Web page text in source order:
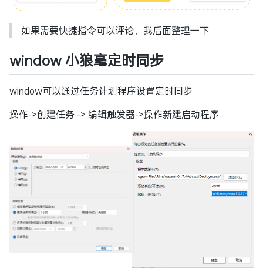
如果需要快捷指令可以评论，我后面整理一下
window 小狼毫定时同步
window可以通过任务计划程序设置定时同步
操作->创建任务 -> 编辑触发器->操作新建启动程序